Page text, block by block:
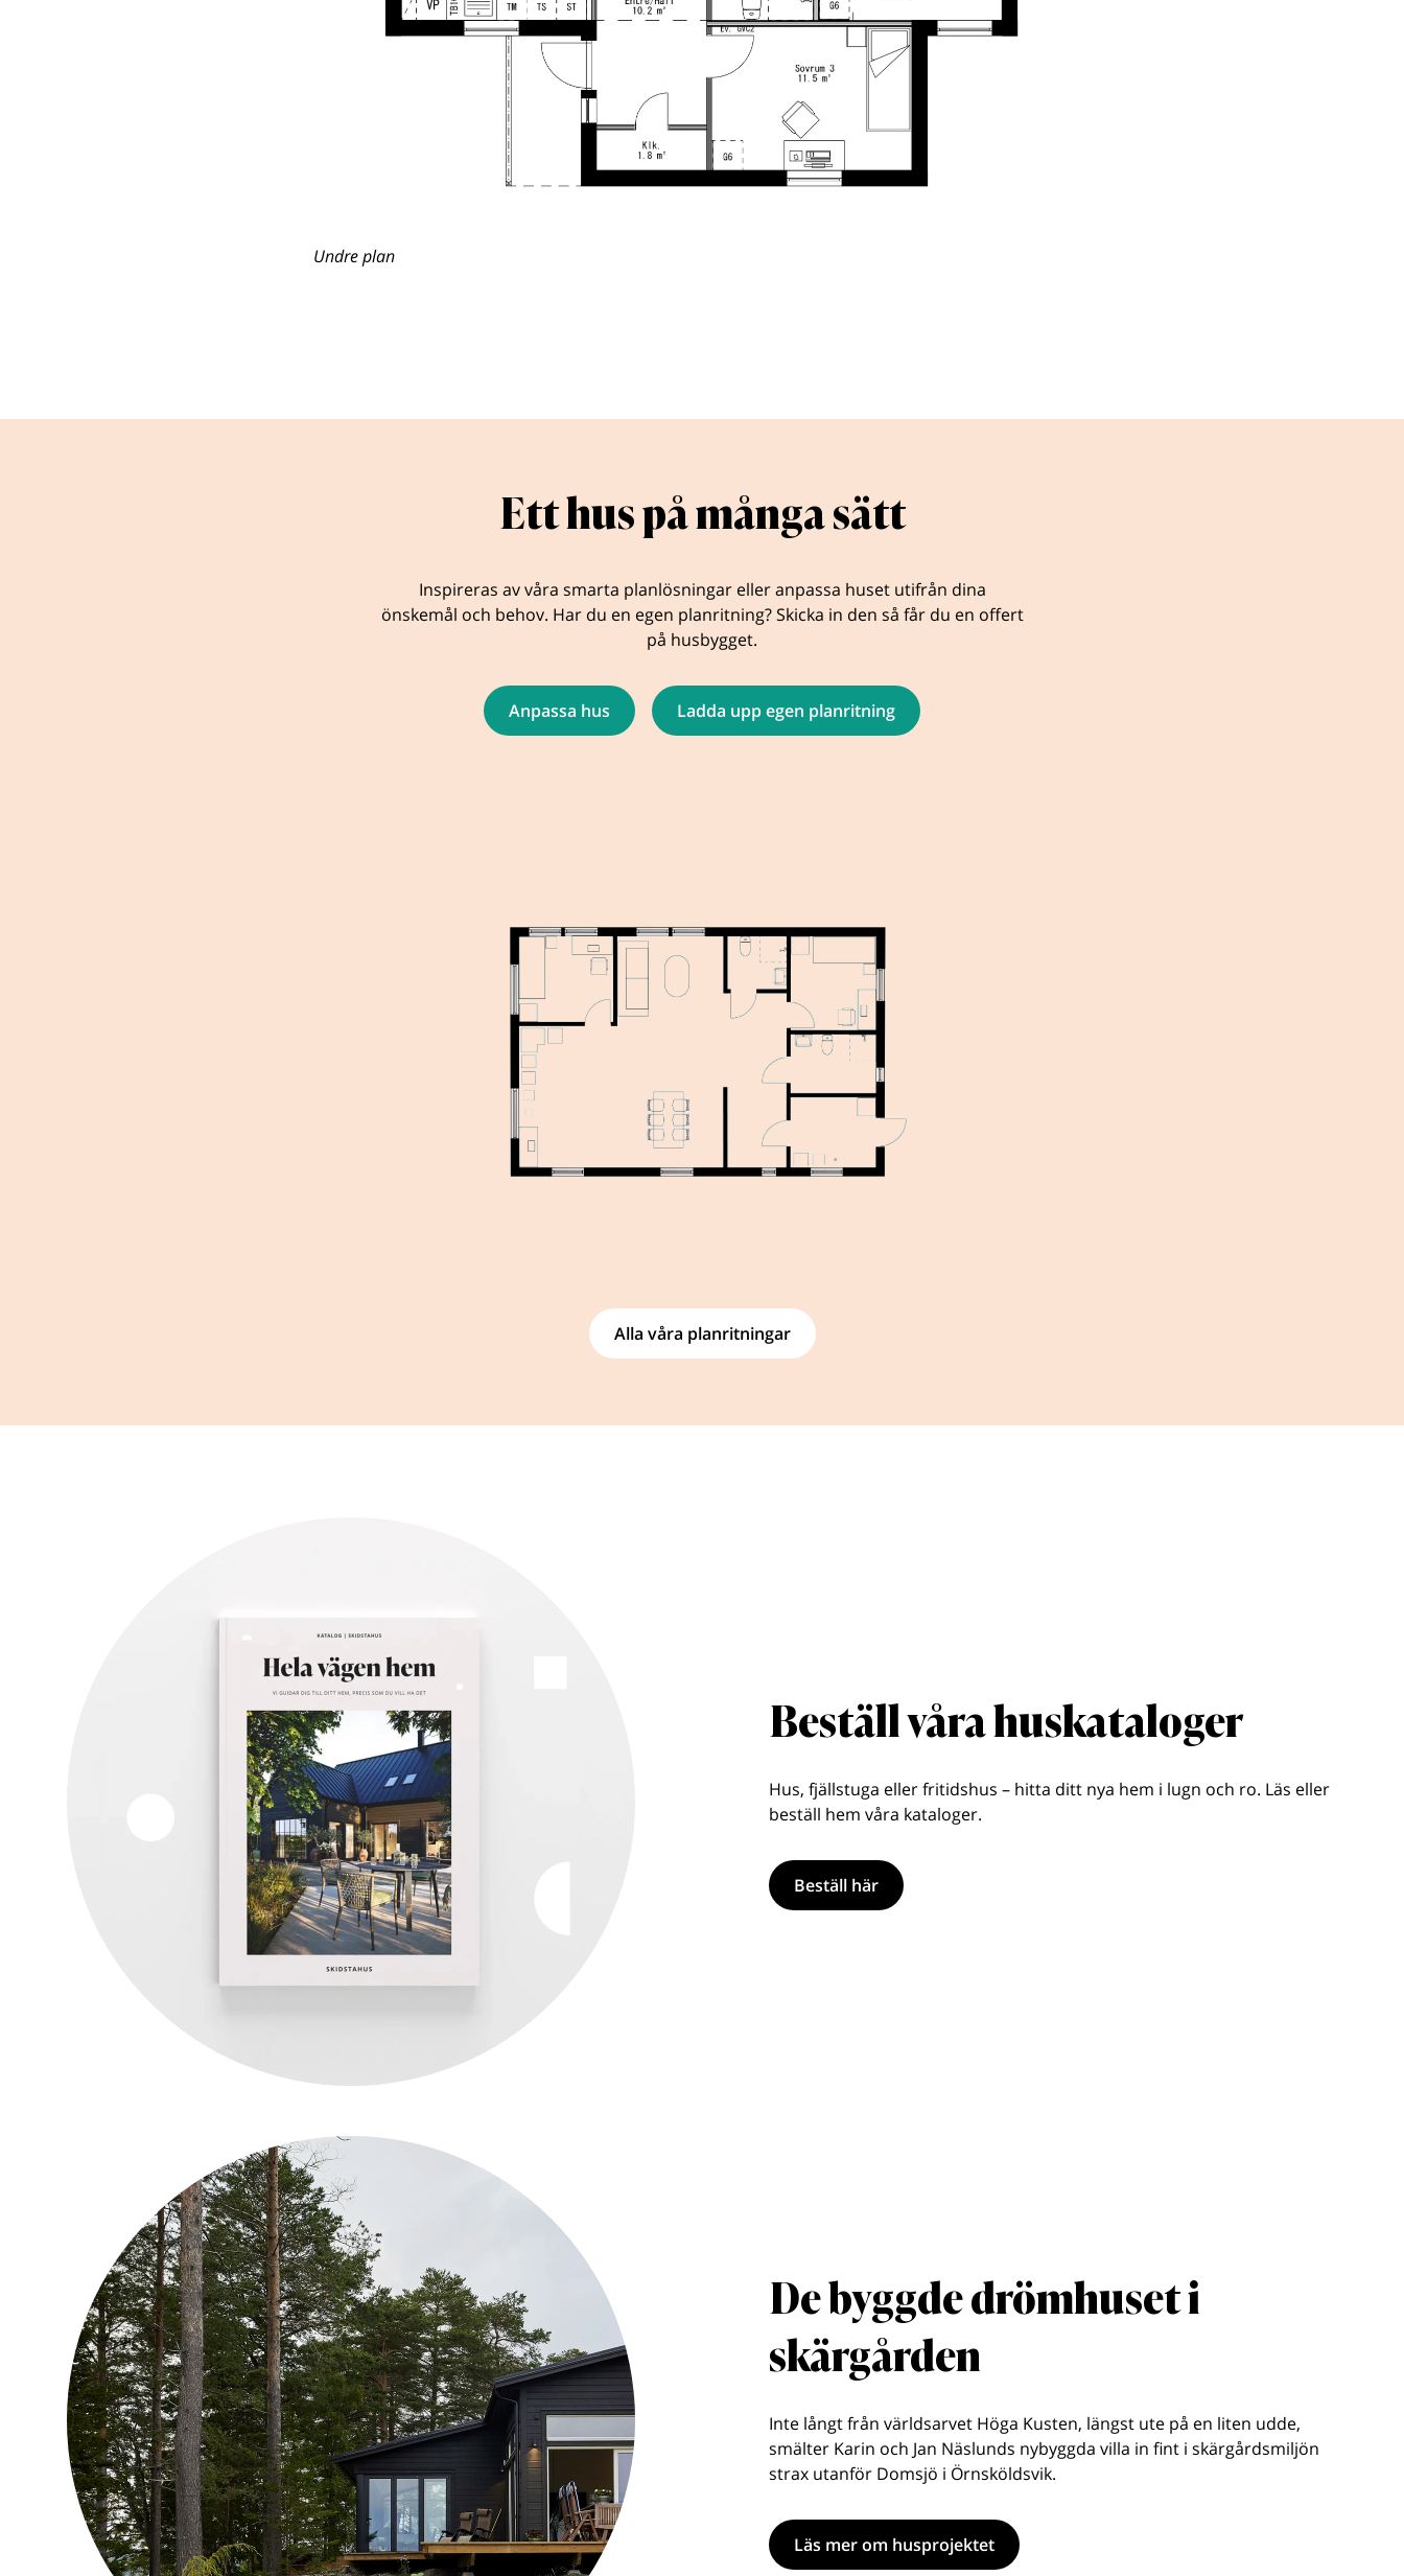
Undre plan
Ett hus på många sätt
Inspireras av våra smarta planlösningar eller anpassa huset utifrån dina
önskemål och behov. Har du en egen planritning? Skicka in den så får du en offert
på husbygget.
Anpassa hus Ladda upp egen planritning
Alla våra planritningar
Beställ våra huskataloger
Hus, fjällstuga eller fritidshus – hitta ditt nya hem i lugn och ro. Läs eller
beställ hem våra kataloger.
Beställ här
De byggde drömhuset i
skärgården
Inte långt från världsarvet Höga Kusten, längst ute på en liten udde,
smälter Karin och Jan Näslunds nybyggda villa in fint i skärgårdsmiljön
strax utanför Domsjö i Örnsköldsvik.
Läs mer om husprojektet